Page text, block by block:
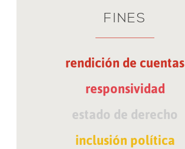
FINES
rendición de cuentas
responsividad
estado de derecho
inclusión política